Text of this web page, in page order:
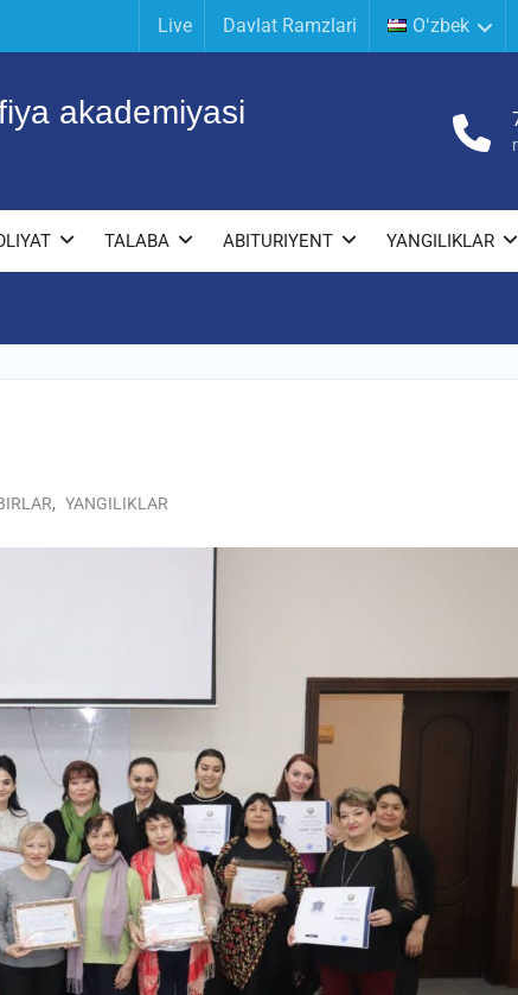
Live Davlat Ramzlari Oʻzbek
akademiyasi
TALABA ABITURIYENT YANGILIKLAR
, YANGILIKLAR